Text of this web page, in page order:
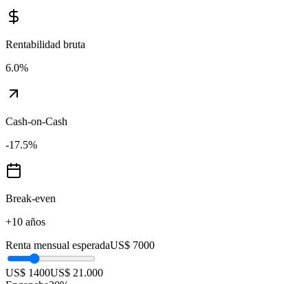
Rentabilidad bruta
6.0%
Cash-on-Cash
-17.5%
Break-even
+10 años
Renta mensual esperadaUS$ 7000
US$ 1400US$ 21.000